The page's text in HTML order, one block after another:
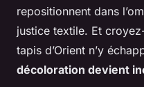
repositionnent dans
justice textile. Et
tapis d’Orient n’y
décoloration devient